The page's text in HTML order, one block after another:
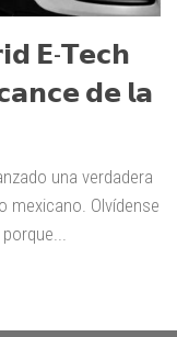
𝗘-𝗧𝗲𝗰𝗵
𝗱𝗲 𝗹𝗮
una verdadera
mexicano. Olvídense